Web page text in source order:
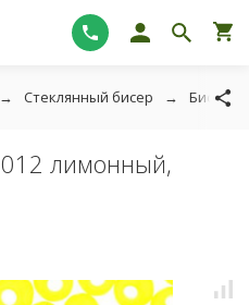
Стеклянный бисер Бисер
лимонный,